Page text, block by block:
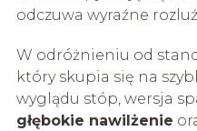
odczuwa wyraźne
W odróżnieniu od
który skupia się na
wyglądu stóp, wersja
głębokie nawilżenie